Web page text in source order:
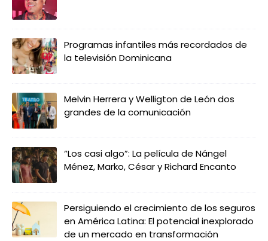
Programas infantiles más recordados de
la televisión Dominicana
Melvin Herrera y Welligton de León dos
grandes de la comunicación
“Los casi algo”: La película de Nángel
Ménez, Marko, César y Richard Encanto
Persiguiendo el crecimiento de los seguros
en América Latina: El potencial inexplorado
de un mercado en transformación